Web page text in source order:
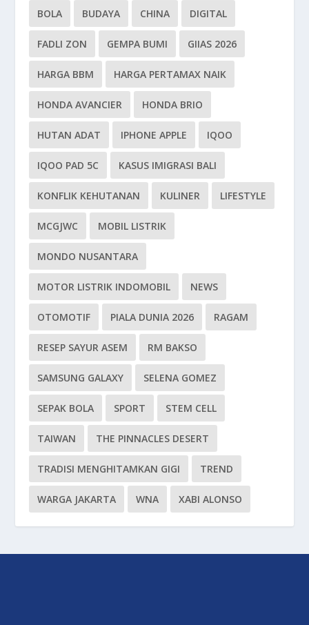
BOLA BUDAYA CHINA DIGITAL
FADLI ZON GEMPA BUMI GIIAS 2026
HARGA BBM HARGA PERTAMAX NAIK
HONDA AVANCIER HONDA BRIO
HUTAN ADAT IPHONE APPLE IQOO
IQOO PAD 5C KASUS IMIGRASI BALI
KONFLIK KEHUTANAN KULINER LIFESTYLE
MCGJWC MOBIL LISTRIK
MONDO NUSANTARA
MOTOR LISTRIK INDOMOBIL NEWS
OTOMOTIF PIALA DUNIA 2026 RAGAM
RESEP SAYUR ASEM RM BAKSO
SAMSUNG GALAXY SELENA GOMEZ
SEPAK BOLA SPORT STEM CELL
TAIWAN THE PINNACLES DESERT
TRADISI MENGHITAMKAN GIGI TREND
WARGA JAKARTA WNA XABI ALONSO